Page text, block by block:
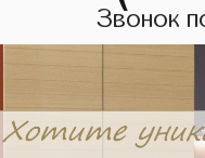
Звонок